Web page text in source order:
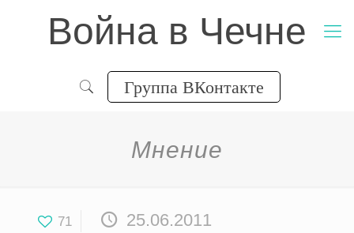
Война в Чечне
Группа ВКонтакте
Мнение
71 25.06.2011